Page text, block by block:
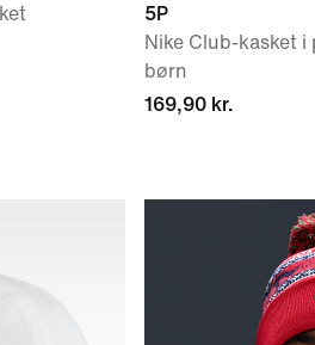
5P
Nike Club-kasket
børn
169,90 kr.